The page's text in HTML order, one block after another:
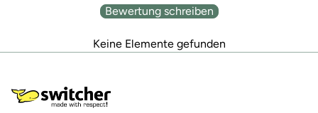
Bewertung schreiben
Keine Elemente gefunden